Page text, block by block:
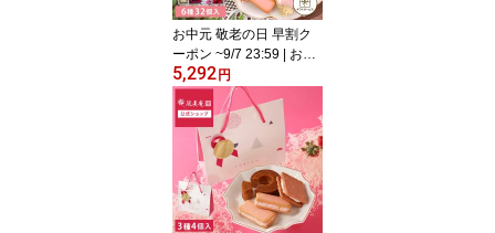
お中元 敬老の日 早割ク
ーポン ~9/7 23:59 | お菓
子 ギフト 個包装 2026 詰
め合わせ クッキー ｜ 博
多風美庵 スイーツセレク
ション L 【0】 冷蔵 宅急
便発送 Agift
5,292 円